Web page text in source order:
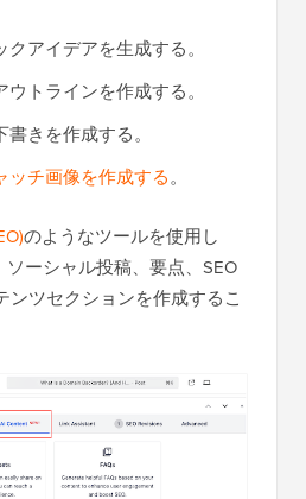
アイデアを生成する。
トラインを作成する。
きを作成する。
ッチ画像を作成する。
のようなツールを使用し
ーシャル投稿、要点、SEO
ンツセクションを作成するこ